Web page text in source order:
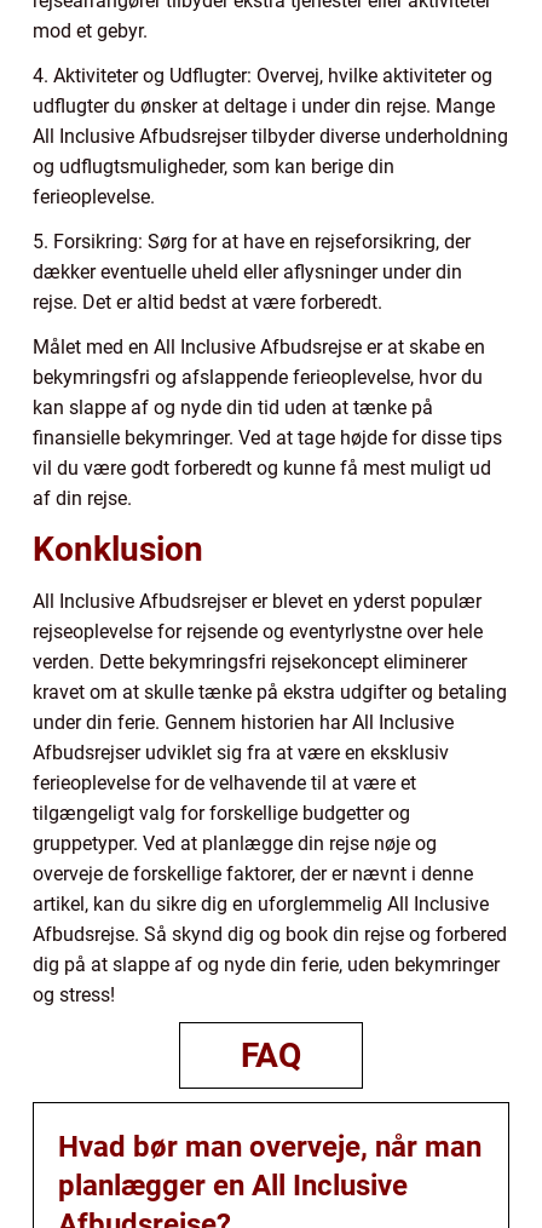
mod et gebyr.
4. Aktiviteter og Udflugter: Overvej, hvilke aktiviteter og
udflugter du ønsker at deltage i under din rejse. Mange
All Inclusive Afbudsrejser tilbyder diverse underholdning
og udflugtsmuligheder, som kan berige din
ferieoplevelse.
5. Forsikring: Sørg for at have en rejseforsikring, der
dækker eventuelle uheld eller aflysninger under din
rejse. Det er altid bedst at være forberedt.
Målet med en All Inclusive Afbudsrejse er at skabe en
bekymringsfri og afslappende ferieoplevelse, hvor du
kan slappe af og nyde din tid uden at tænke på
finansielle bekymringer. Ved at tage højde for disse tips
vil du være godt forberedt og kunne få mest muligt ud
af din rejse.
Konklusion
All Inclusive Afbudsrejser er blevet en yderst populær
rejseoplevelse for rejsende og eventyrlystne over hele
verden. Dette bekymringsfri rejsekoncept eliminerer
kravet om at skulle tænke på ekstra udgifter og betaling
under din ferie. Gennem historien har All Inclusive
Afbudsrejser udviklet sig fra at være en eksklusiv
ferieoplevelse for de velhavende til at være et
tilgængeligt valg for forskellige budgetter og
gruppetyper. Ved at planlægge din rejse nøje og
overveje de forskellige faktorer, der er nævnt i denne
artikel, kan du sikre dig en uforglemmelig All Inclusive
Afbudsrejse. Så skynd dig og book din rejse og forbered
dig på at slappe af og nyde din ferie, uden bekymringer
og stress!
FAQ
Hvad bør man overveje, når man
planlægger en All Inclusive